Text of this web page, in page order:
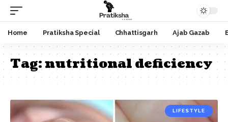
Home Pratiksha Special Chhattisgarh Ajab Gazab
Tag:nutritional deficiency
LIFESTYLE